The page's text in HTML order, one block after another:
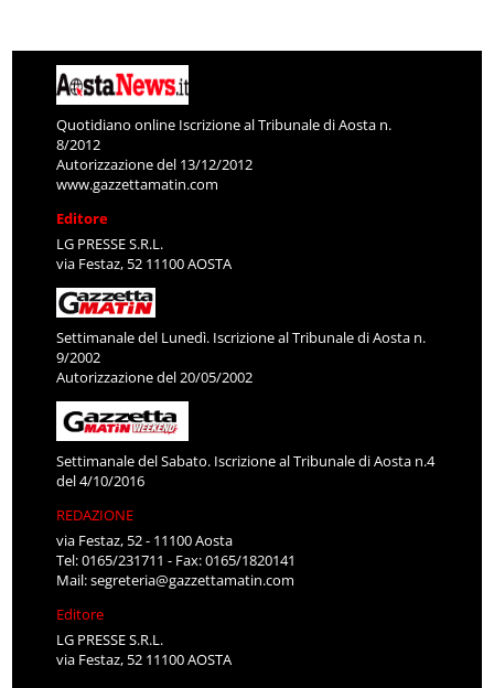
Quotidiano online Iscrizione al Tribunale di Aosta n.
8/2012
Autorizzazione del 13/12/2012
www.gazzettamatin.com
Editore
LG PRESSE S.R.L.
via Festaz, 52 11100 AOSTA
Settimanale del Lunedì. Iscrizione al Tribunale di Aosta n.
9/2002
Autorizzazione del 20/05/2002
Settimanale del Sabato. Iscrizione al Tribunale di Aosta n.4
del 4/10/2016
REDAZIONE
via Festaz, 52 - 11100 Aosta
Tel: 0165/231711 - Fax: 0165/1820141
Mail:segreteria@gazzettamatin.com
Editore
LG PRESSE S.R.L.
via Festaz, 52 11100 AOSTA